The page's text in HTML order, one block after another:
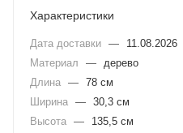
Характеристики
Дата доставки —
11.08.2026
Материал
—
дерево
Длина — 78 см
Ширина — 30,3 см
Высота —
135,5 см